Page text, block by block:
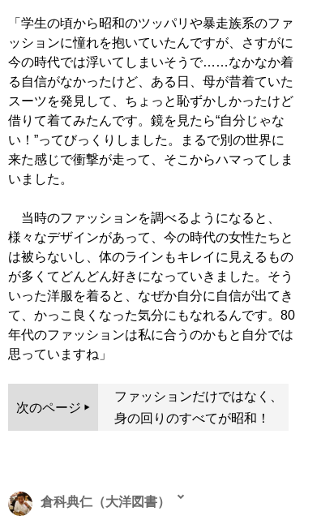
「学生の頃から昭和のツッパリや暴走族系のファ
ッションに憧れを抱いていたんですが、さすがに
今の時代では浮いてしまいそうで……なかなか着
る自信がなかったけど、ある日、母が昔着ていた
スーツを発見して、ちょっと恥ずかしかったけど
借りて着てみたんです。鏡を見たら“自分じゃな
い！”ってびっくりしました。まるで別の世界に
来た感じで衝撃が走って、そこからハマってしま
いました。
当時のファッションを調べるようになると、
様々なデザインがあって、今の時代の女性たちと
は被らないし、体のラインもキレイに見えるもの
が多くてどんどん好きになっていきました。そう
いった洋服を着ると、なぜか自分に自信が出てき
て、かっこ良くなった気分にもなれるんです。80
年代のファッションは私に合うのかもと自分では
思っていますね」
次のページ
ファッションだけではなく、
身の回りのすべてが昭和！
倉科典仁（大洋図書）